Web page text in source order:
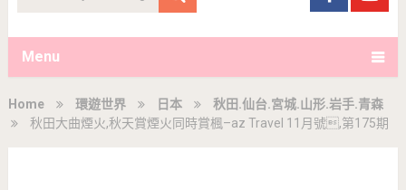
Menu
Home 環遊世界 日本
秋田.仙台.宮城.山形.岩手.青森
秋田大曲煙火,秋天賞煙火同時賞楓–az Travel 11月號,第175期